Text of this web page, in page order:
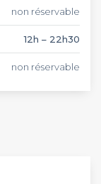
non réservable
12h – 22h30
non réservable